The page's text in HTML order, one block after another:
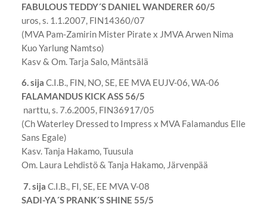
FABULOUS TEDDY´S DANIEL WANDERER 60/5
uros, s. 1.1.2007, FIN14360/07
(MVA Pam-Zamirin Mister Pirate x JMVA Arwen Nima
Kuo Yarlung Namtso)
Kasv & Om. Tarja Salo, Mäntsälä
6. sija C.I.B., FIN, NO, SE, EE MVA EUJV-06, WA-06
FALAMANDUS KICK ASS 56/5
narttu, s. 7.6.2005, FIN36917/05
(Ch Waterley Dressed to Impress x MVA Falamandus Elle
Sans Egale)
Kasv. Tanja Hakamo, Tuusula
Om. Laura Lehdistö & Tanja Hakamo, Järvenpää
7. sija C.I.B., FI, SE, EE MVA V-08
SADI-YA´S PRANK´S SHINE 55/5